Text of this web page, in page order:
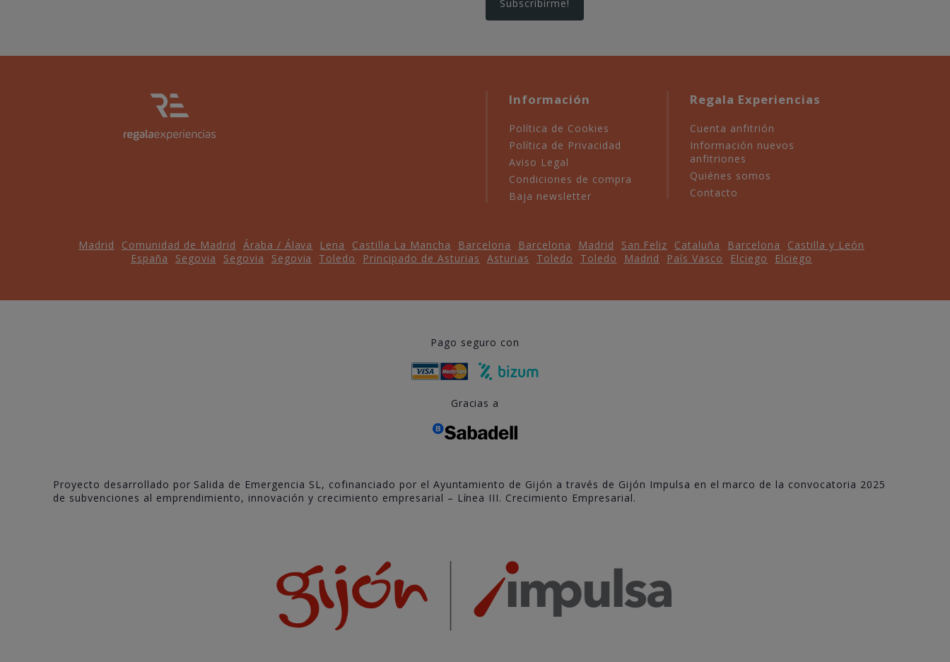
Información
Política de Cookies
Política de Privacidad
Aviso Legal
Condiciones de compra
Baja newsletter
Regala Experiencias
Cuenta anfitrión
Información nuevos
anfitriones
Quiénes somos
Contacto
Madrid Comunidad de Madrid Áraba / Álava Lena Castilla La Mancha Barcelona Barcelona Madrid San Feliz Cataluña Barcelona
Castilla y León
España
Segovia Segovia Segovia Toledo Principado de Asturias Asturias Toledo Toledo Madrid País Vasco Elciego Elciego
Pago seguro con
Gracias a
Proyecto desarrollado por Salida de Emergencia SL, cofinanciado por el Ayuntamiento de Gijón a través de Gijón Impulsa en el marco de la convocatoria 2025
de subvenciones al emprendimiento, innovación y crecimiento empresarial – Línea III. Crecimiento Empresarial.